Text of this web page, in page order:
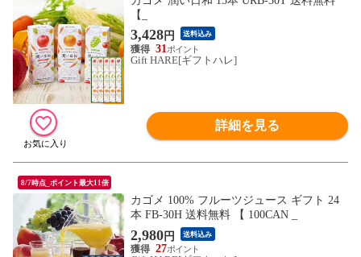
【_
3,428円 送料込み
31
Gift HARE[ギフトハレ]
詳細を見る
8/7時点_ポイント最大11倍
カゴメ 100% フルーツジュース ギフト 24
本 FB-30H 送料無料 【 100CAN _
2,980円 送料込み
27